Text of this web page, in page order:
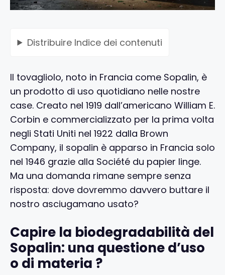
Distribuire Indice dei contenuti
Il tovagliolo, noto in Francia come Sopalin, è
un prodotto di uso quotidiano nelle nostre
case. Creato nel 1919 dall’americano William E.
Corbin e commercializzato per la prima volta
negli Stati Uniti nel 1922 dalla Brown
Company, il sopalin è apparso in Francia solo
nel 1946 grazie alla Société du papier linge.
Ma una domanda rimane sempre senza
risposta: dove dovremmo davvero buttare il
nostro asciugamano usato?
Capire la biodegradabilità del
Sopalin: una questione d’uso
o di materia ?